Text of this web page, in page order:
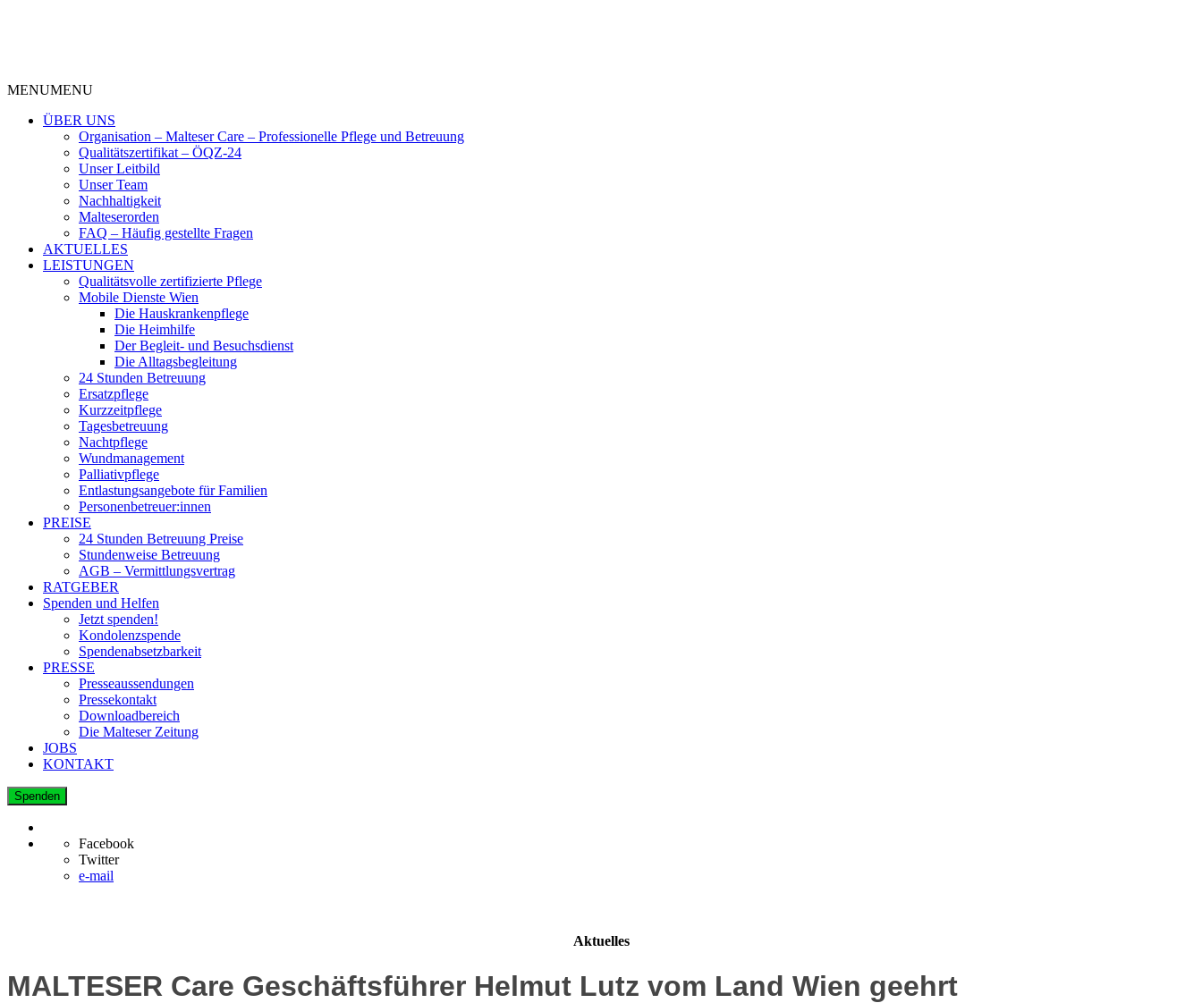
MENUMENU
ÜBER UNS
Organisation – Malteser Care – Professionelle Pflege und Betreuung
Qualitätszertifikat – ÖQZ-24
Unser Leitbild
Unser Team
Nachhaltigkeit
Malteserorden
FAQ – Häufig gestellte Fragen
AKTUELLES
LEISTUNGEN
Qualitätsvolle zertifizierte Pflege
Mobile Dienste Wien
Die Hauskrankenpflege
Die Heimhilfe
Der Begleit- und Besuchsdienst
Die Alltagsbegleitung
24 Stunden Betreuung
Ersatzpflege
Kurzzeitpflege
Tagesbetreuung
Nachtpflege
Wundmanagement
Palliativpflege
Entlastungsangebote für Familien
Personenbetreuer:innen
PREISE
24 Stunden Betreuung Preise
Stundenweise Betreuung
AGB – Vermittlungsvertrag
RATGEBER
Spenden und Helfen
Jetzt spenden!
Kondolenzspende
Spendenabsetzbarkeit
PRESSE
Presseaussendungen
Pressekontakt
Downloadbereich
Die Malteser Zeitung
JOBS
KONTAKT
Spenden
Facebook
Twitter
e-mail
Aktuelles
MALTESER Care Geschäftsführer Helmut Lutz vom Land Wien geehrt